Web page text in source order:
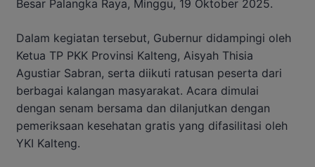
Besar Palangka Raya, Minggu, 19 Oktober 2025.
Dalam kegiatan tersebut, Gubernur didampingi oleh
Ketua TP PKK Provinsi Kalteng, Aisyah Thisia
Agustiar Sabran, serta diikuti ratusan peserta dari
berbagai kalangan masyarakat. Acara dimulai
dengan senam bersama dan dilanjutkan dengan
pemeriksaan kesehatan gratis yang difasilitasi oleh
YKI Kalteng.